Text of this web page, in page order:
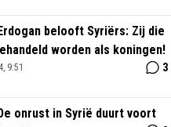
belooft Syriërs: Zij die
worden als koningen!
9:51 3
onrust in Syrië duurt voort